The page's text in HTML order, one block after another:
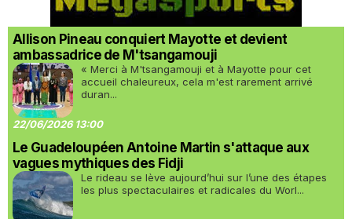
Allison Pineau conquiert Mayotte et devient
ambassadrice de M'tsangamouji
« Merci à M'tsangamouji et à Mayotte pour cet
accueil chaleureux, cela m'est rarement arrivé
duran...
22/06/2026 13:00
Le Guadeloupéen Antoine Martin s'attaque aux
vagues mythiques des Fidji
Le rideau se lève aujourd’hui sur l’une des étapes
les plus spectaculaires et radicales du Worl...